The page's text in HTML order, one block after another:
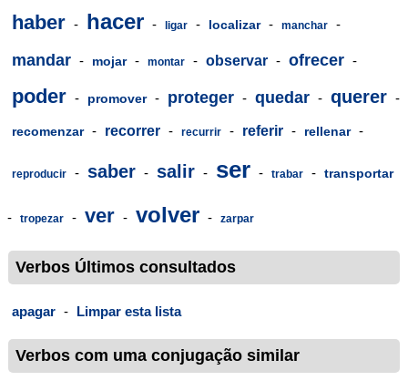
haber - hacer - ligar - localizar - manchar -
mandar - mojar - montar - observar - ofrecer -
poder - promover - proteger - quedar - querer -
recomenzar - recorrer - recurrir - referir - rellenar -
reproducir - saber - salir - ser - trabar - transportar
- tropezar - ver - volver - zarpar
Verbos Últimos consultados
apagar - Limpar esta lista
Verbos com uma conjugação similar